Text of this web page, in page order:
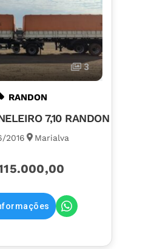
3
RANDON
7,10 RANDON
2016 Marialva